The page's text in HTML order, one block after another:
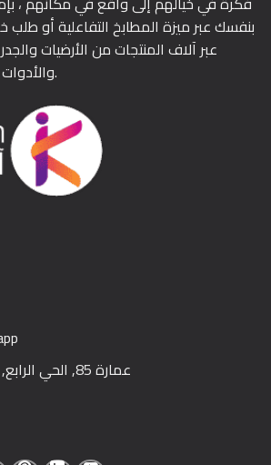
بنفسك عبر ميزة المطابخ التفاعلية أو طلب
عبر آلاف المنتجات من الأرضيات
والأدوات المنزلية ، إحنا المطبخ.
عمارة 85, الحي الرابع, 6 أكتوبر, 12563